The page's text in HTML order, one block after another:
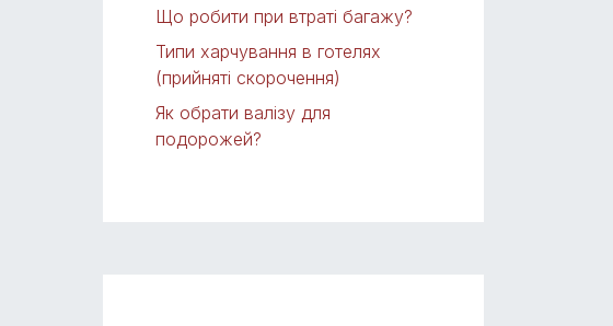
Що робити при втраті багажу?
Типи харчування в готелях
(прийняті скорочення)
Як обрати валізу для
подорожей?